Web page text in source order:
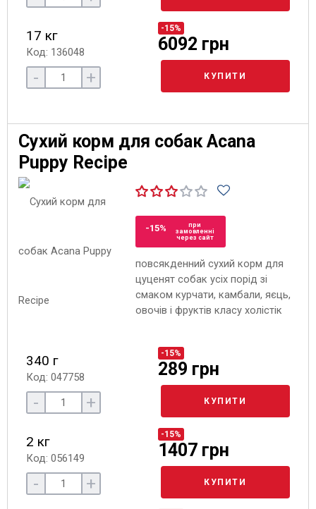
17 кг
Код: 136048
-15%
6092 грн
- + КУПИТИ
Сухий корм для собак Acana
Puppy Recipe
-15%
при
замовленні
через сайт
повсякденний сухий корм для
цуценят собак усіх порід зі
смаком курчати, камбали, яєць,
овочів і фруктів класу холістік
340 г
Код: 047758
-15%
289 грн
- + КУПИТИ
2 кг
Код: 056149
-15%
1407 грн
- + КУПИТИ